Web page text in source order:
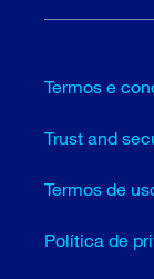
Termos e
Trust and
Termos de
Política de